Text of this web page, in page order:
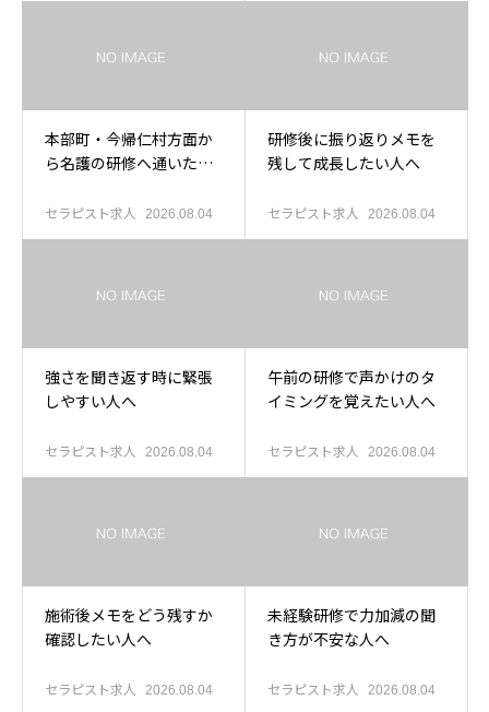
本部町・今帰仁村方面か
ら名護の研修へ通いたい
セラピスト求人 2026.08.04
研修後に振り返りメモを
残して成長したい人へ
セラピスト求人 2026.08.04
強さを聞き返す時に緊張
しやすい人へ
セラピスト求人 2026.08.04
午前の研修で声かけのタ
イミングを覚えたい人へ
セラピスト求人 2026.08.04
施術後メモをどう残すか
確認したい人へ
セラピスト求人 2026.08.04
未経験研修で力加減の聞
き方が不安な人へ
セラピスト求人 2026.08.04